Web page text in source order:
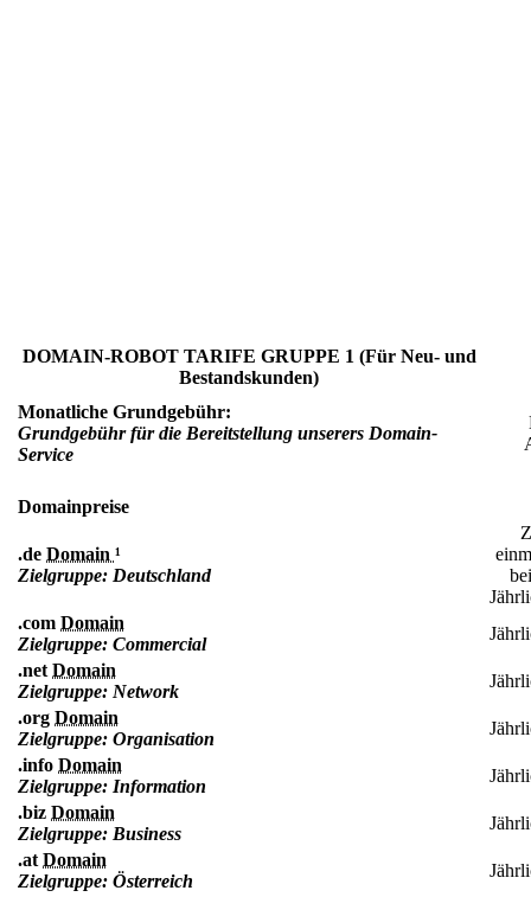
DOMAIN-ROBOT TARIFE GRUPPE 1 (Für Neu- und
Bestandskunden)
Monatliche Grundgebühr:
Grundgebühr für die Bereitstellung unserers Domain-
Service
Domainpreise
.de Domain ¹
Zielgruppe: Deutschland
.com Domain
Zielgruppe: Commercial
.net Domain
Zielgruppe: Network
.org Domain
Zielgruppe: Organisation
.info Domain
Zielgruppe: Information
.biz Domain
Zielgruppe: Business
.at Domain
Zielgruppe: Österreich